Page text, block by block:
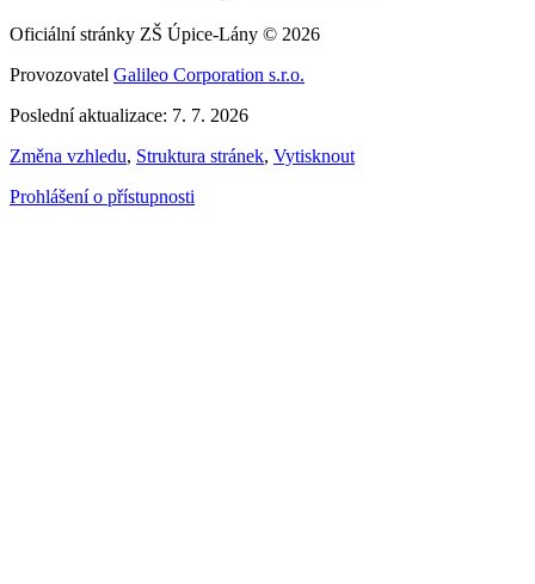
Oficiální stránky ZŠ Úpice-Lány © 2026
Provozovatel Galileo Corporation s.r.o.
Poslední aktualizace: 7. 7. 2026
Změna vzhledu, Struktura stránek, Vytisknout
Prohlášení o přístupnosti